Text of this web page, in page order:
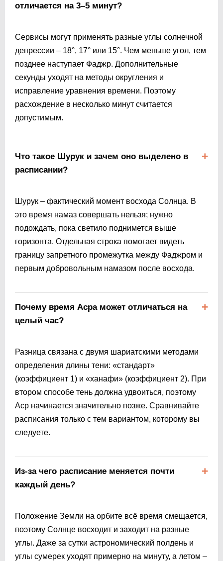
отличается на 3–5 минут?
Сервисы могут применять разные углы солнечной
депрессии – 18°, 17° или 15°. Чем меньше угол, тем
позднее наступает Фаджр. Дополнительные
секунды уходят на методы округления и
исправление уравнения времени. Поэтому
расхождение в несколько минут считается
допустимым.
Что такое Шурук и зачем оно выделено в
расписании?
Шурук – фактический момент восхода Солнца. В
это время намаз совершать нельзя; нужно
подождать, пока светило поднимется выше
горизонта. Отдельная строка помогает видеть
границу запретного промежутка между Фаджром и
первым добровольным намазом после восхода.
Почему время Асра может отличаться на
целый час?
Разница связана с двумя шариатскими методами
определения длины тени: «стандарт»
(коэффициент 1) и «ханафи» (коэффициент 2). При
втором способе тень должна удвоиться, поэтому
Аср начинается значительно позже. Сравнивайте
расписания только с тем вариантом, которому вы
следуете.
Из-за чего расписание меняется почти
каждый день?
Положение Земли на орбите всё время смещается,
поэтому Солнце восходит и заходит на разные
углы. Даже за сутки астрономический полдень и
углы сумерек уходят примерно на минуту, а летом –